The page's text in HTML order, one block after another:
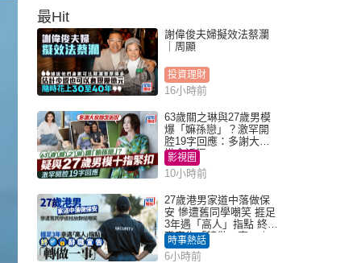
最Hit
謝偉俊夫婦擬效法蔡瀾
｜周顯
投資理財
16小時前
63歲關之琳與27歲男模
爆「嫲孫戀」？激罕開
腔19字回應：多謝大家
掛念近況
影視圈
10小時前
27歲港男家道中落做保
安 慘遭舊同學嘲笑 捱足
3年遇「高人」指點 終辭
職宣告「轉做一事」｜
Juicy叮
時事熱話
6小時前